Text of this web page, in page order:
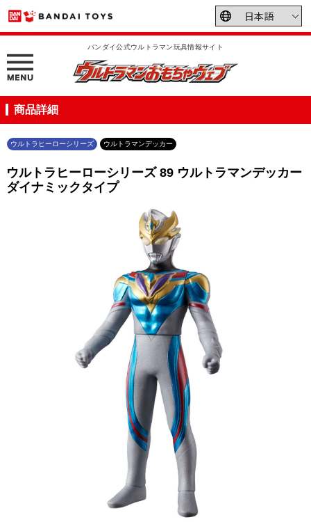
バンダイ公式ウルトラマン玩具情報サイト
商品詳細
ウルトラヒーローシリーズ ウルトラマンデッカー
ウルトラヒーローシリーズ 89 ウルトラマンデッカー
ダイナミックタイプ